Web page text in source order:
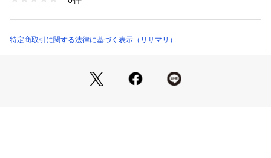
く透け、ラグジュアリーな雰囲気を演出します。
どこか幻想的な世界観を醸し出してくれる、そんな「マリカ」
コレクションをお楽しみください。
特定商取引に関する法律に基づく表示（リサマリ）